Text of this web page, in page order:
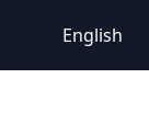
English